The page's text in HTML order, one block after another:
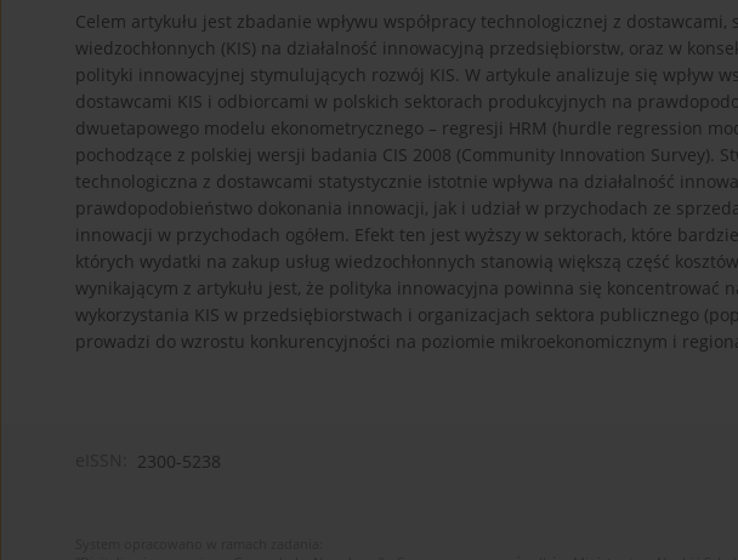
Celem artykułu jest zbadanie wpływu współpracy technologicznej z dostawcami,
wiedzochłonnych (KIS) na działalność innowacyjną przedsiębiorstw, oraz w
polityki innowacyjnej stymulujących rozwój KIS. W artykule analizuje się wpływ
dostawcami KIS i odbiorcami w polskich sektorach produkcyjnych na
dwuetapowego modelu ekonometrycznego – regresji HRM (hurdle regression
pochodzące z polskiej wersji badania CIS 2008 (Community Innovation Survey).
technologiczna z dostawcami statystycznie istotnie wpływa na działalność
prawdopodobieństwo dokonania innowacji, jak i udział w przychodach ze
innowacji w przychodach ogółem. Efekt ten jest wyższy w sektorach, które
których wydatki na zakup usług wiedzochłonnych stanowią większą część
wynikającym z artykułu jest, że polityka innowacyjna powinna się koncentrować
wykorzystania KIS w przedsiębiorstwach i organizacjach sektora publicznego
prowadzi do wzrostu konkurencyjności na poziomie mikroekonomicznym i
2300-5238